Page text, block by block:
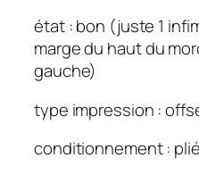
f
u
t
r
4
état : bon (juste 1
marge du haut du
gauche)
type impression :
conditionnement :